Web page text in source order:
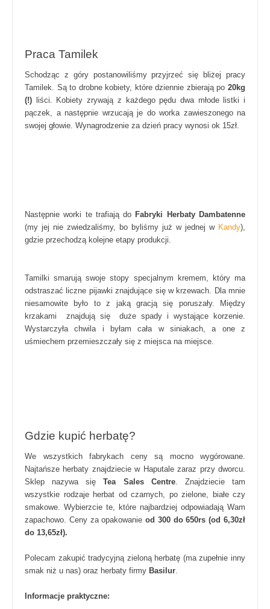
Praca Tamilek
Schodząc z góry postanowiliśmy przyjrzeć się bliżej pracy
Tamilek. Są to drobne kobiety, które dziennie zbierają po 20kg
(!) liści. Kobiety zrywają z każdego pędu dwa młode listki i
pączek, a następnie wrzucają je do worka zawieszonego na
swojej głowie. Wynagrodzenie za dzień pracy wynosi ok 15zł.
Następnie worki te trafiają do Fabryki Herbaty Dambatenne
(my jej nie zwiedzaliśmy, bo byliśmy już w jednej w Kandy),
gdzie przechodzą kolejne etapy produkcji.
Tamilki smarują swoje stopy specjalnym kremem, który ma
odstraszać liczne pijawki znajdujące się w krzewach. Dla mnie
niesamowite było to z jaką gracją się poruszały. Między
krzakami znajdują się duże spady i wystające korzenie.
Wystarczyła chwila i byłam cała w siniakach, a one z
uśmiechem przemieszczały się z miejsca na miejsce.
Gdzie kupić herbatę?
We wszystkich fabrykach ceny są mocno wygórowane.
Najtańsze herbaty znajdziecie w Haputale zaraz przy dworcu.
Sklep nazywa sięTea Sales Centre. Znajdziecie tam
wszystkie rodzaje herbat od czarnych, po zielone, białe czy
smakowe. Wybierzcie te, które najbardziej odpowiadają Wam
zapachowo. Ceny za opakowanieod 300 do 650rs (od 6,30zł
do 13,65zł).
Polecam zakupić tradycyjną zieloną herbatę (ma zupełnie inny
smak niż u nas) oraz herbaty firmy Basilur
Informacje praktyczne: